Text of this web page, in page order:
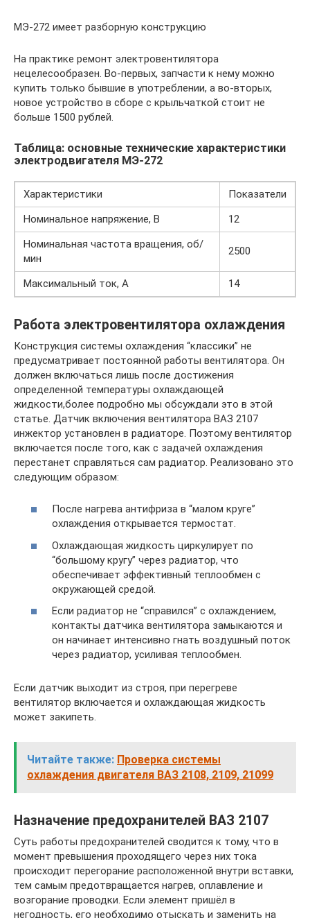
МЭ-272 имеет разборную конструкцию
На практике ремонт электровентилятора
нецелесообразен. Во-первых, запчасти к нему можно
купить только бывшие в употреблении, а во-вторых,
новое устройство в сборе с крыльчаткой стоит не
больше 1500 рублей.
Таблица: основные технические характеристики
электродвигателя МЭ-272
Характеристики
Показатели
Номинальное напряжение, В
12
Номинальная частота вращения, об/
мин
2500
Максимальный ток, А 14
Работа электровентилятора охлаждения
Конструкция системы охлаждения “классики” не
предусматривает постоянной работы вентилятора. Он
должен включаться лишь после достижения
определенной температуры охлаждающей
жидкости,более подробно мы обсуждали это в этой
статье. Датчик включения вентилятора ВАЗ 2107
инжектор установлен в радиаторе. Поэтому вентилятор
включается после того, как с задачей охлаждения
перестанет справляться сам радиатор. Реализовано это
следующим образом:
После нагрева антифриза в “малом круге”
охлаждения открывается термостат.
Охлаждающая жидкость циркулирует по
“большому кругу” через радиатор, что
обеспечивает эффективный теплообмен с
окружающей средой.
Если радиатор не “справился” с охлаждением,
контакты датчика вентилятора замыкаются и
он начинает интенсивно гнать воздушный поток
через радиатор, усиливая теплообмен.
Если датчик выходит из строя, при перегреве
вентилятор включается и охлаждающая жидкость
может закипеть.
Читайте также: Проверка системы
охлаждения двигателя ВАЗ 2108, 2109, 21099
Назначение предохранителей ВАЗ 2107
Суть работы предохранителей сводится к тому, что в
момент превышения проходящего через них тока
происходит перегорание расположенной внутри вставки,
тем самым предотвращается нагрев, оплавление и
возгорание проводки. Если элемент пришёл в
негодность, его необходимо отыскать и заменить на